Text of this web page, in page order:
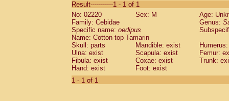
CebidaeSaguinus labiatus(0)
Cebidae Saguinus leucopus (0)
Cebidae
CebidaeSaguinus mystax
Cebidae Saguinus nigricollis (0)
Cebidae Saguinus oedipus
Cebidae Saguinus weddelli
Cebidae Saguinusspp.
Cebidae
Result-----------1 - 1 of 1
No: 02220
Sex: M
Age:
Family: Cebidae
Genus:
Specific name: oedipus
Name: Cotton-top Tamarin
Skull: parts
Mandible: exist
Ulna: exist
Scapula: exist
Femur:
Fibula: exist
Coxae: exist
Trunk:
Hand: exist
Foot: exist
1 - 1 of 1